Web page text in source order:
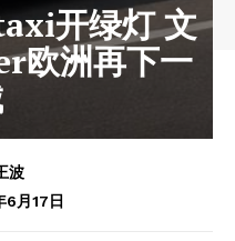
开绿灯 文
欧洲再下一
波
月17日